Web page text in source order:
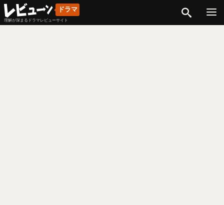
ドラマ
理解が深まるドラマレビューサイト